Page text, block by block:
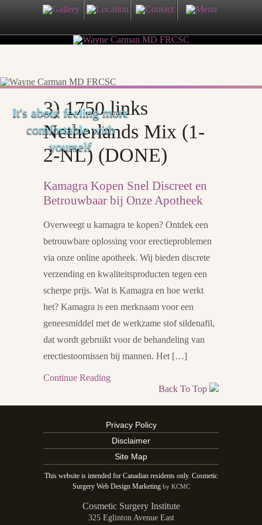
It's about feeling more
comfortable with
yourself
3) 1750 links
Netherlands Mix (1-
2-NL) (DONE)
Kamagra Kopen Snel Discreet en
Betrouwbaar bij Onze Apotheek
Overweegt u kamagra te kopen? Ontdek een
betrouwbare oplossing voor erectieproblemen
via onze online apotheek. Wij bieden discrete
verzending en kwaliteitsproducten tegen een
scherpe prijs. Wat is Kamagra en hoe werkt
het? Kamagra is een merknaam voor een
geneesmiddel met de werkzame stof sildenafil,
dat wordt gebruikt voor de behandeling van
erectiestoornissen bij mannen. Het […]
Continue Reading
Back To Top
Privacy Policy
Disclaimer
Site Map
This website is intended for Canadian residents only. Cosmetic
Surgery Web Design Marketing by KCMC
Cosmetic Surgery Institute
325 Eglinton Avenue East